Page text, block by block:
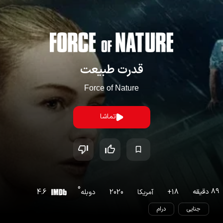
قدرت طبیعت
Force of Nature
تماشا
89 دقیقه 18
+ آمریکا 2020 دوبله0
4.6
جنایی درام